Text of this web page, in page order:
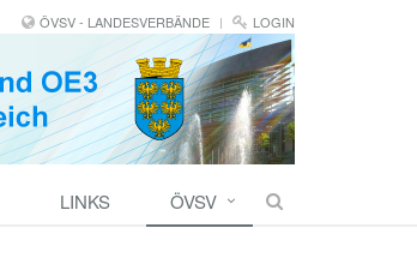
ÖVSV - LANDESVERBÄNDE LOGIN
LINKS ÖVSV